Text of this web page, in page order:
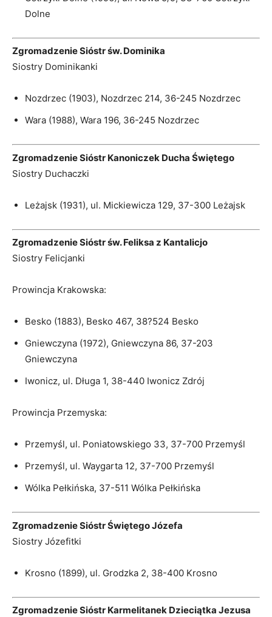
Dolne
Zgromadzenie Sióstr św. Dominika
Siostry Dominikanki
Nozdrzec (1903), Nozdrzec 214, 36-245 Nozdrzec
Wara (1988), Wara 196, 36-245 Nozdrzec
Zgromadzenie Sióstr Kanoniczek Ducha Świętego
Siostry Duchaczki
Leżajsk (1931), ul. Mickiewicza 129, 37-300 Leżajsk
Zgromadzenie Sióstr św. Feliksa z Kantalicjo
Siostry Felicjanki
Prowincja Krakowska:
Besko (1883), Besko 467, 38?524 Besko
Gniewczyna (1972), Gniewczyna 86, 37-203
Gniewczyna
Iwonicz, ul. Długa 1, 38-440 Iwonicz Zdrój
Prowincja Przemyska:
Przemyśl, ul. Poniatowskiego 33, 37-700 Przemyśl
Przemyśl, ul. Waygarta 12, 37-700 Przemyśl
Wólka Pełkińska, 37-511 Wólka Pełkińska
Zgromadzenie Sióstr Świętego Józefa
Siostry Józefitki
Krosno (1899), ul. Grodzka 2, 38-400 Krosno
Zgromadzenie Sióstr Karmelitanek Dzieciątka Jezusa